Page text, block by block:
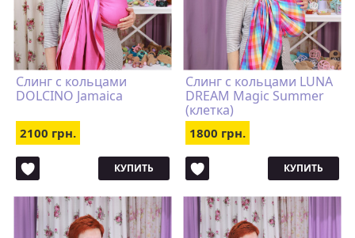
Слинг с кольцами
DOLCINO Jamaica
2100 грн.
КУПИТЬ
Cлинг с кольцами LUNA
DREAM Magic Summer
(клетка)
1800 грн.
КУПИТЬ